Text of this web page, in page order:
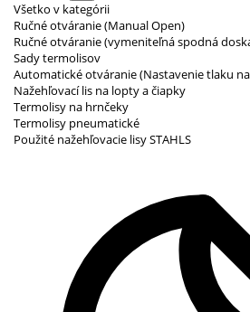
Všetko v kategórii
Ručné otváranie (Manual Open)
Ručné otváranie (vymeniteľná spodná
Sady termolisov
Automatické otváranie (Nastavenie tlaku
Nažehľovací lis na lopty a čiapky
Termolisy na hrnčeky
Termolisy pneumatické
Použité nažehľovacie lisy STAHLS